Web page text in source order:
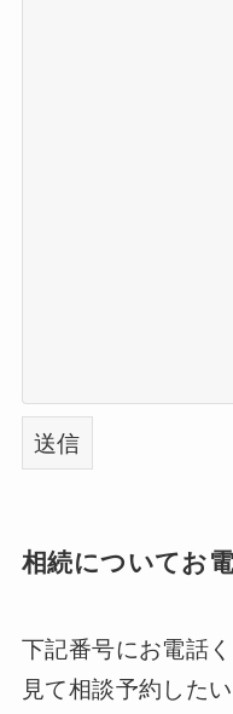
相続についてお
下記番号にお電話
見て相談予約した